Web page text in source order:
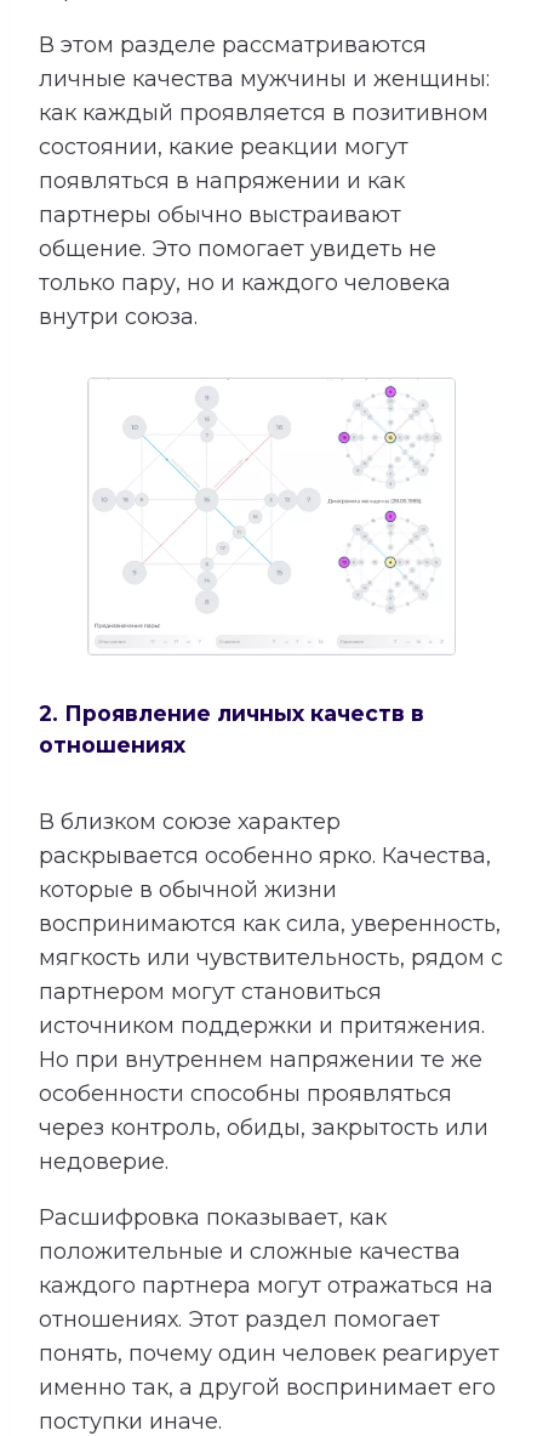
В этом разделе рассматриваются
личные качества мужчины и женщины:
как каждый проявляется в позитивном
состоянии, какие реакции могут
появляться в напряжении и как
партнеры обычно выстраивают
общение. Это помогает увидеть не
только пару, но и каждого человека
внутри союза.
2. Проявление личных качеств в
отношениях
В близком союзе характер
раскрывается особенно ярко. Качества,
которые в обычной жизни
воспринимаются как сила, уверенность,
мягкость или чувствительность, рядом с
партнером могут становиться
источником поддержки и притяжения.
Но при внутреннем напряжении те же
особенности способны проявляться
через контроль, обиды, закрытость или
недоверие.
Расшифровка показывает, как
положительные и сложные качества
каждого партнера могут отражаться на
отношениях. Этот раздел помогает
понять, почему один человек реагирует
именно так, а другой воспринимает его
поступки иначе.